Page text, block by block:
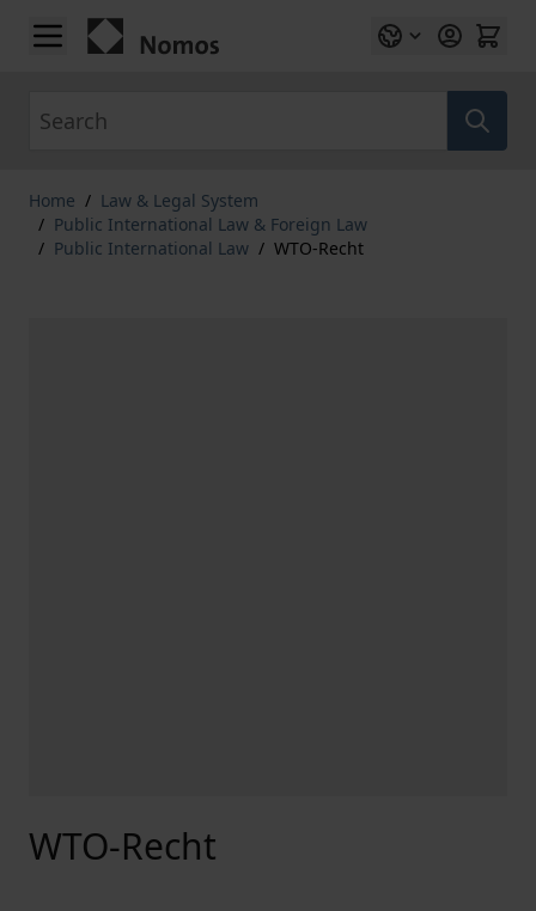
Skip to Content
Home / Law & Legal System
/ Public International Law & Foreign Law
/ Public International Law / WTO-Recht
WTO-Recht